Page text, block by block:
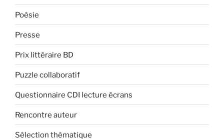
Poésie
Presse
Prix littéraire BD
Puzzle collaboratif
Questionnaire CDI lecture écrans
Rencontre auteur
Sélection thématique